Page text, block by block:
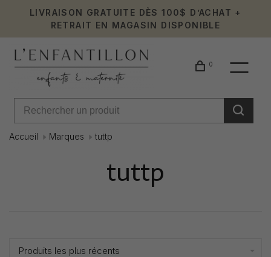
LIVRAISON GRATUITE DÈS 100$ D’ACHAT +
RETRAIT EN MAGASIN DISPONIBLE
0
Accueil Marques tuttp
tuttp
Produits les plus récents